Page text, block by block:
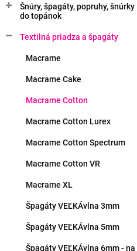
Šnúry, špagáty, popruhy, šnúrky
do topánok
Textilná priadza a špagáty
Macrame
Macrame Cake
Macrame Cotton
Macrame Cotton Lurex
Macrame Cotton Spectrum
Macrame Cotton VR
Macrame XL
Špagáty VEĽKÁvlna 3mm
Špagáty VEĽKÁvlna 5mm
Špagáty VEĽKÁvlna 6mm - na